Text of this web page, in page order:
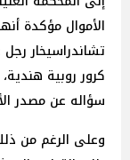
الأموال مؤكدة
كرور روبية
سؤاله عن مصدر
وعلى الرغم من